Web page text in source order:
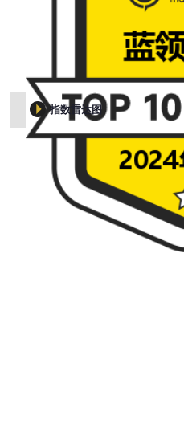
指数雷达图